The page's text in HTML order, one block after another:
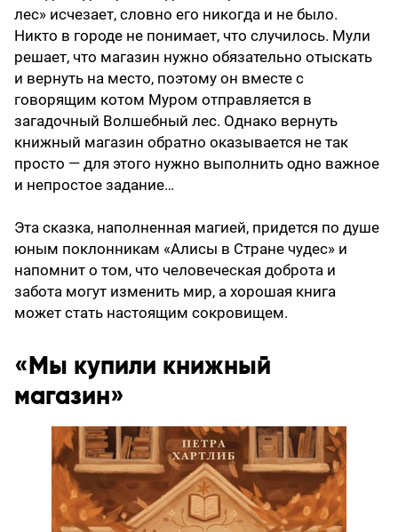
лес» исчезает, словно его никогда и не было.
Никто в городе не понимает, что случилось. Мули
решает, что магазин нужно обязательно отыскать
и вернуть на место, поэтому он вместе с
говорящим котом Муром отправляется в
загадочный Волшебный лес. Однако вернуть
книжный магазин обратно оказывается не так
просто — для этого нужно выполнить одно важное
и непростое задание…
Эта сказка, наполненная магией, придется по душе
юным поклонникам «Алисы в Стране чудес» и
напомнит о том, что человеческая доброта и
забота могут изменить мир, а хорошая книга
может стать настоящим сокровищем.
«Мы купили книжный
магазин»